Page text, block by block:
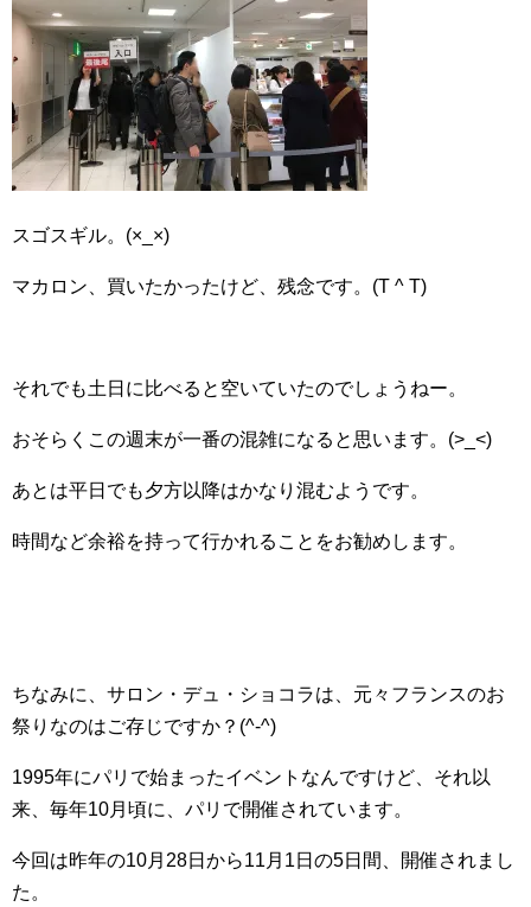
スゴスギル。(×_×)
マカロン、買いたかったけど、残念です。(T ^ T)
それでも土日に比べると空いていたのでしょうねー。
おそらくこの週末が一番の混雑になると思います。(>_<)
あとは平日でも夕方以降はかなり混むようです。
時間など余裕を持って行かれることをお勧めします。
ちなみに、サロン・デュ・ショコラは、元々フランスのお
祭りなのはご存じですか？(^-^)
1995年にパリで始まったイベントなんですけど、それ以
来、毎年10月頃に、パリで開催されています。
今回は昨年の10月28日から11月1日の5日間、開催されまし
た。